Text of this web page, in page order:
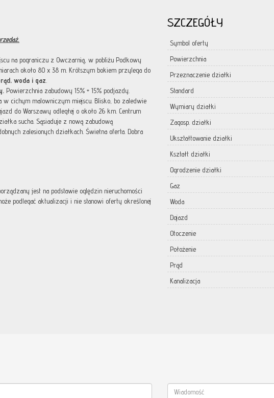
na pograniczu z Owczarnią, w pobliżu Podkowy
około 80 x 38 m. Krótszym bokiem przylega do
woda i gaz
Powierzchnia zabudowy 15% + 15% podjazdy.
w cichym malowniczym miejscu. Blisko, bo zaledwie
do Warszawy odległej o około 26 km. Centrum
sucha. Sąsiaduje z nową zabudową
zalesionych działkach. Świetna oferta. Dobra
jest na podstawie oględzin nieruchomości
podlegać aktualizacji i nie stanowi oferty określonej
SZCZEGÓŁY
Symbol oferty
Powierzchnia
Przeznaczenie działki
Standard
Wymiary działki
Zagosp. działki
Ukształtowanie działki
Kształt działki
Ogrodzenie działki
Gaz
Woda
Dojazd
Otoczenie
Położenie
Prąd
Kanalizacja